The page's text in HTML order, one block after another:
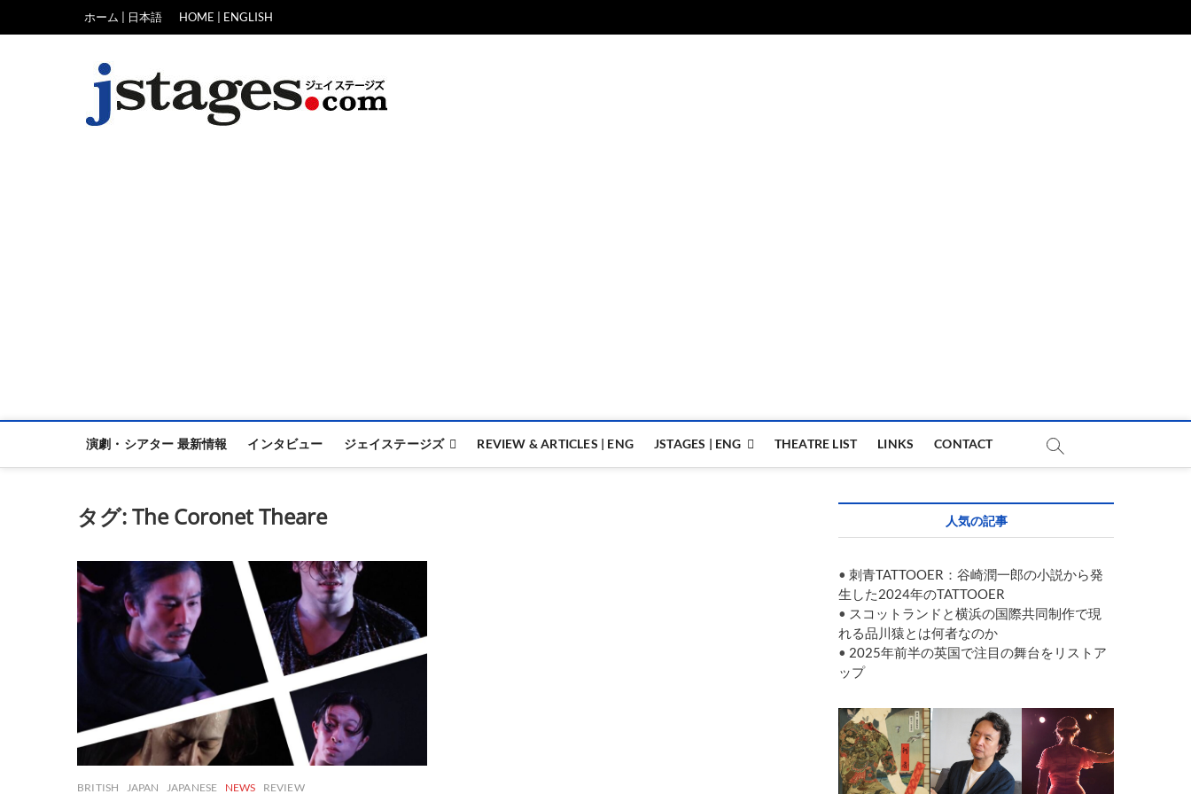
ホーム | 日本語 HOME | ENGLISH
演劇・シアター 最新情報 インタビュー ジェイステージズ REVIEW & ARTICLES | ENG JSTAGES | ENG THEATRE LIST LINKS CONTACT
タグ:The Coronet Theare
BRITISH JAPAN JAPANESE NEWS REVIEW
人気の記事
• 刺青TATTOOER：谷崎潤一郎の小説から発
生した2024年のTATTOOER
• スコットランドと横浜の国際共同制作で現
れる品川猿とは何者なのか
• 2025年前半の英国で注目の舞台をリストア
ップ